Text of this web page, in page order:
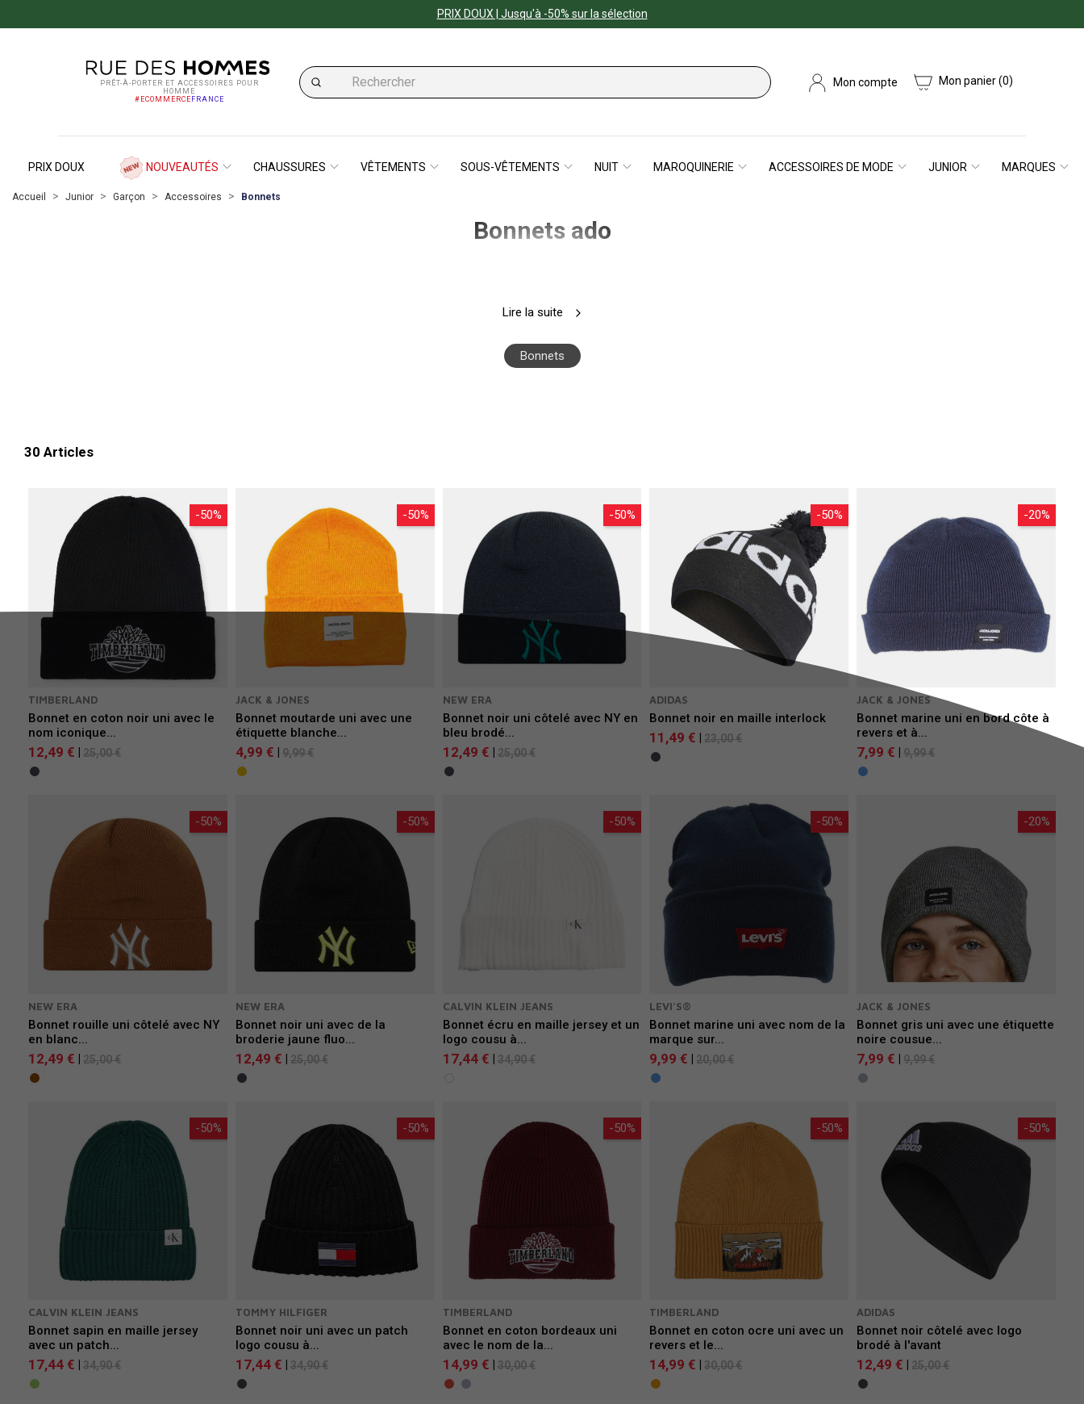
PRIX DOUX | Jusqu'à -50% sur la sélection
PRÊT-À-PORTER ET ACCESSOIRES POUR
HOMME
#ECOMMERCE FRANCE
Mon compte Mon panier(0)
PRIX DOUX NOUVEAUTÉS CHAUSSURES VÊTEMENTS SOUS-VÊTEMENTS NUIT MAROQUINERIE ACCESSOIRES DE MODE JUNIOR MARQUES
Accueil Junior Garçon Accessoires Bonnets
Bonnets ado
Lire la suite
Bonnets
30 Articles
-50%
TIMBERLAND
Bonnet en coton noir uni avec le
nom iconique...
12,49 € 25,00 €
-50%
JACK & JONES
Bonnet moutarde uni avec une
étiquette blanche...
4,99 € 9,99 €
-50%
NEW ERA
Bonnet noir uni côtelé avec NY en
bleu brodé...
12,49 € 25,00 €
-50%
ADIDAS
Bonnet noir en maille interlock
11,49 € 23,00 €
-20%
JACK & JONES
Bonnet marine uni en bord côte à
revers et à...
7,99 € 9,99 €
-50%
NEW ERA
Bonnet rouille uni côtelé avec NY
en blanc...
12,49 € | 25,00 €
-50%
NEW ERA
Bonnet noir uni avec de la
broderie jaune fluo...
12,49 € | 25,00 €
-50%
CALVIN KLEIN JEANS
Bonnet écru en maille jersey et un
logo cousu à...
17,44 € | 34,90 €
-50%
LEVI'S®
Bonnet marine uni avec nom de la
marque sur...
9,99 € | 20,00 €
-20%
JACK & JONES
Bonnet gris uni avec une étiquette
noire cousue...
7,99 € | 9,99 €
-50%
CALVIN KLEIN JEANS
Bonnet sapin en maille jersey
avec un patch...
17,44 € 34,90 €
-50%
TOMMY HILFIGER
Bonnet noir uni avec un patch
logo cousu à...
17,44 € 34,90 €
-50%
TIMBERLAND
Bonnet en coton bordeaux uni
avec le nom de la...
14,99 € 30,00 €
-50%
TIMBERLAND
Bonnet en coton ocre uni avec un
revers et le...
14,99 € 30,00 €
-50%
ADIDAS
Bonnet noir côtelé avec logo
brodé à l'avant
12,49 € 25,00 €